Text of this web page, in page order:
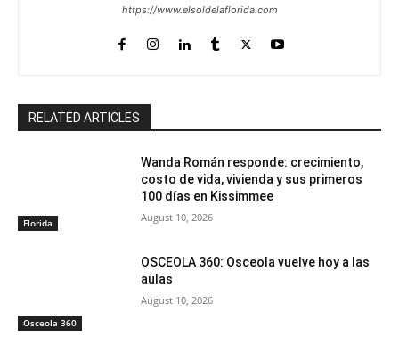
https://www.elsoldelaflorida.com
RELATED ARTICLES
Florida
Wanda Román responde: crecimiento,
costo de vida, vivienda y sus primeros
100 días en Kissimmee
August 10, 2026
Osceola 360
OSCEOLA 360: Osceola vuelve hoy a las
aulas
August 10, 2026